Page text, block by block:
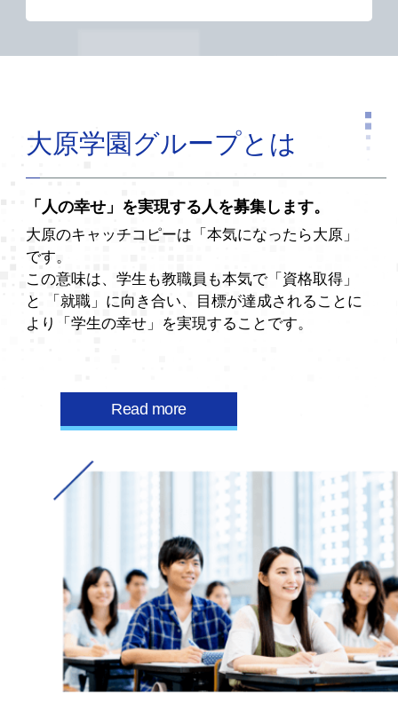
大原学園グループとは
「人の幸せ」を実現する人を募集します。
大原のキャッチコピーは「本気になったら大原」
です。
この意味は、学生も教職員も本気で「資格取得」
と
「就職」に向き合い、目標が達成されることに
より 「学生の幸せ」を実現することです。
Read more